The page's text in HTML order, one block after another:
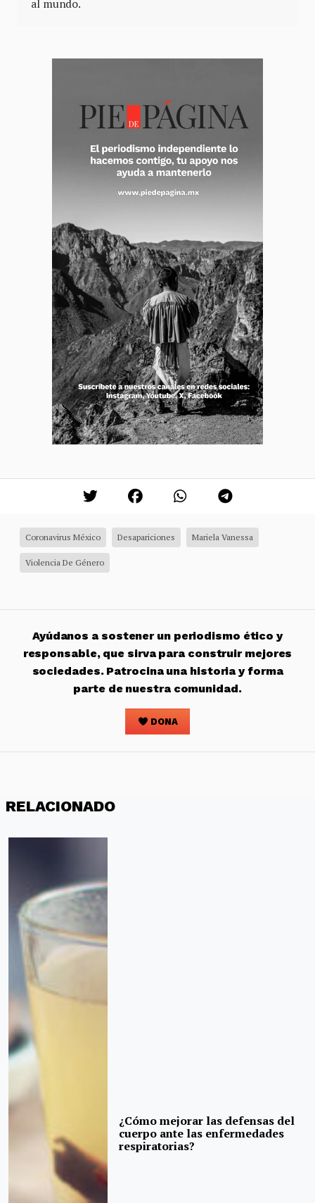
al mundo.
Coronavirus México Desapariciones Mariela Vanessa
Violencia De Género
Ayúdanos a sostener un periodismo ético y
responsable, que sirva para construir mejores
sociedades. Patrocina una historia y forma
parte de nuestra comunidad.
DONA
RELACIONADO
¿Cómo mejorar las defensas del
cuerpo ante las enfermedades
respiratorias?